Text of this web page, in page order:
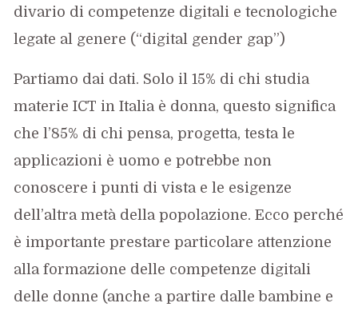
divario di competenze digitali e tecnologiche
legate al genere (“digital gender gap”)
Partiamo dai dati. Solo il 15% di chi studia
materie ICT in Italia è donna, questo significa
che l’85% di chi pensa, progetta, testa le
applicazioni è uomo e potrebbe non
conoscere i punti di vista e le esigenze
dell’altra metà della popolazione. Ecco perché
è importante prestare particolare attenzione
alla formazione delle competenze digitali
delle donne (anche a partire dalle bambine e